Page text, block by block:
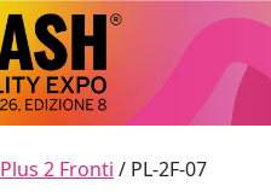
Plus 2 Fronti / PL-2F-07